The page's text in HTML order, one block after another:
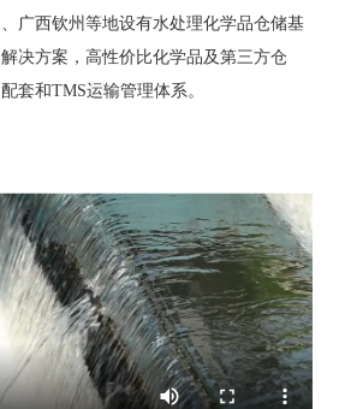
广西钦州等地设有水处理化学品仓储基
决方案，高性价比化学品及第三方仓
套和TMS运输管理体系。